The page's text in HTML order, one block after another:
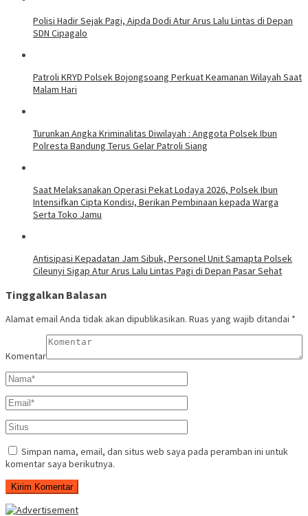
Polisi Hadir Sejak Pagi, Aipda Dodi Atur Arus Lalu Lintas di Depan
SDN Cipagalo
Patroli KRYD Polsek Bojongsoang Perkuat Keamanan Wilayah Saat
Malam Hari
Turunkan Angka Kriminalitas Diwilayah : Anggota Polsek Ibun
Polresta Bandung Terus Gelar Patroli Siang
Saat Melaksanakan Operasi Pekat Lodaya 2026, Polsek Ibun
Intensifkan Cipta Kondisi, Berikan Pembinaan kepada Warga
Serta Toko Jamu
Antisipasi Kepadatan Jam Sibuk, Personel Unit Samapta Polsek
Cileunyi Sigap Atur Arus Lalu Lintas Pagi di Depan Pasar Sehat
Tinggalkan Balasan
Alamat email Anda tidak akan dipublikasikan. Ruas yang wajib ditandai *
Komentar
Simpan nama, email, dan situs web saya pada peramban ini untuk
komentar saya berikutnya.